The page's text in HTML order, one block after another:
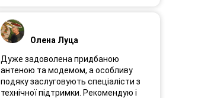
Олена Луца
Дуже задоволена придбаною
антеною та модемом, а особливу
подяку заслуговують спеціалісти з
технічної підтримки. Рекомендую і